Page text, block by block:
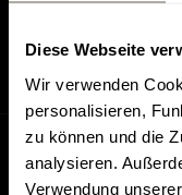
Diese Webseite
Wir verwenden
personalisieren,
zu können und die
analysieren.
Verwendung
6020 Innsbruck